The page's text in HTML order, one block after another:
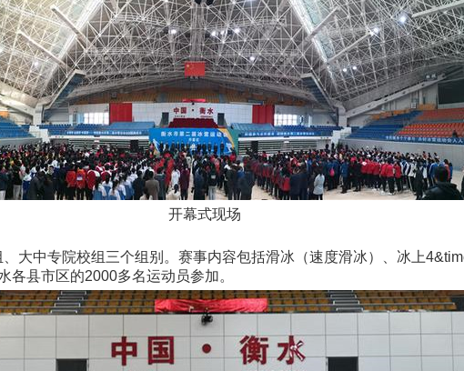
开幕式现场
大中专院校组三个组别。赛事内容包括滑冰（速度滑冰）、冰上
各县市区的2000多名运动员参加。